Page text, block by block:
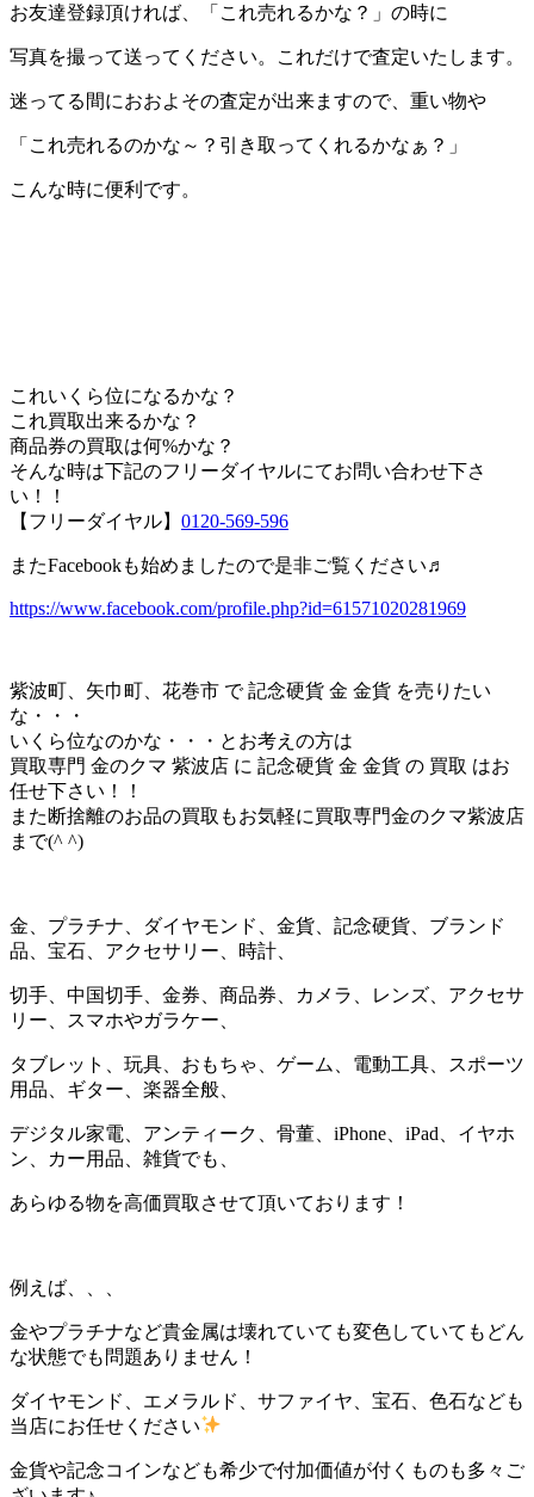
お友達登録頂ければ、「これ売れるかな？」の時に
写真を撮って送ってください。これだけで査定いたします。
迷ってる間におおよその査定が出来ますので、重い物や
「これ売れるのかな～？引き取ってくれるかなぁ？」
こんな時に便利です。
これいくら位になるかな？
これ買取出来るかな？
商品券の買取は何%かな？
そんな時は下記のフリーダイヤルにてお問い合わせ下さ
い！！
【フリーダイヤル】 0120-569-596
またFacebookも始めましたので是非ご覧ください♬
https://www.facebook.com/profile.php?id=61571020281969
紫波町、矢巾町、花巻市 で 記念硬貨 金 金貨 を売りたい
な・・・
いくら位なのかな・・・とお考えの方は
買取専門 金のクマ 紫波店 に 記念硬貨 金 金貨 の 買取 はお
任せ下さい！！
また断捨離のお品の買取もお気軽に買取専門金のクマ紫波店
まで(^ ^)
金、プラチナ、ダイヤモンド、金貨、記念硬貨、ブランド
品、宝石、アクセサリー、時計、
切手、中国切手、金券、商品券、カメラ、レンズ、アクセサ
リー、スマホやガラケー、
タブレット、玩具、おもちゃ、ゲーム、電動工具、スポーツ
用品、ギター、楽器全般、
デジタル家電、アンティーク、骨董、iPhone、iPad、イヤホ
ン、カー用品、雑貨でも、
あらゆる物を高価買取させて頂いております！
例えば、、、
金やプラチナなど貴金属は壊れていても変色していてもどん
な状態でも問題ありません！
ダイヤモンド、エメラルド、サファイヤ、宝石、色石なども
当店にお任せください
金貨や記念コインなども希少で付加価値が付くものも多々ご